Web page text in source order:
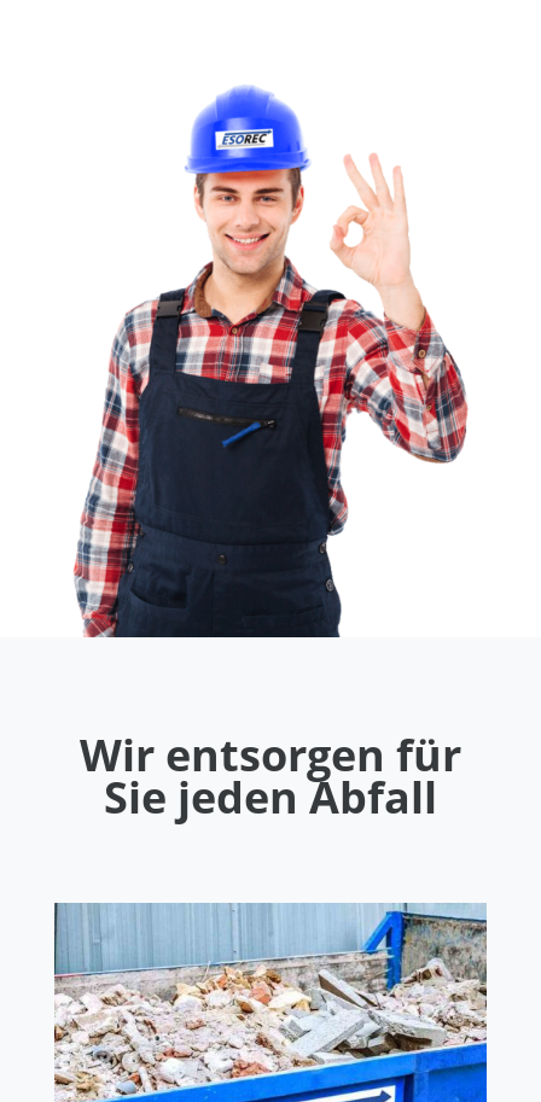
Wir entsorgen für
Sie jeden Abfall